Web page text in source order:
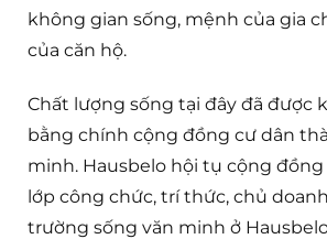
không gian sống, mệnh của gia
của căn hộ.
Chất lượng sống tại đây đã được
bằng chính cộng đồng cư dân
minh. Hausbelo hội tụ cộng
lớp công chức, trí thức, chủ
trường sống văn minh ở